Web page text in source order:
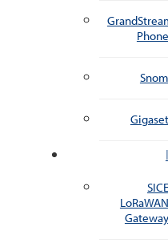
Phone
Snom
Gigaset
SICE
LoRaWAN
Gateway